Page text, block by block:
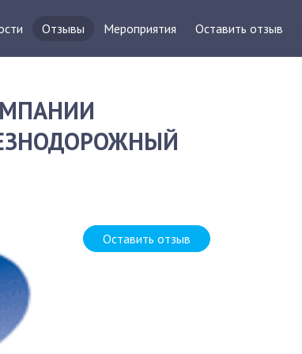
Отзывы Мероприятия Оставить отзыв
Оставить отзыв